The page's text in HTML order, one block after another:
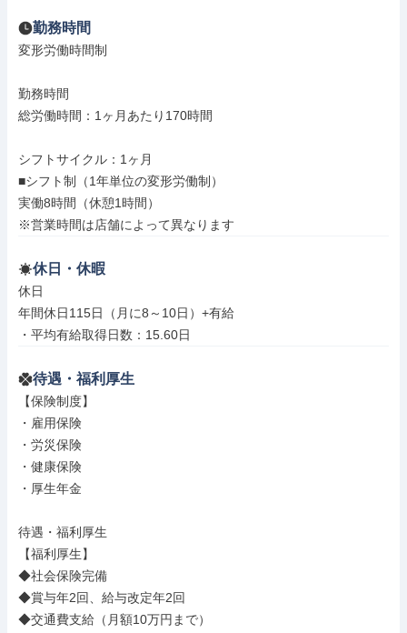
勤務時間
変形労働時間制
勤務時間
総労働時間：1ヶ月あたり170時間
シフトサイクル：1ヶ月
■シフト制（1年単位の変形労働制）
実働8時間（休憩1時間）
※営業時間は店舗によって異なります
休日・休暇
休日
年間休日115日（月に8～10日）+有給
・平均有給取得日数：15.60日
待遇・福利厚生
【保険制度】
・雇用保険
・労災保険
・健康保険
・厚生年金
待遇・福利厚生
【福利厚生】
◆社会保険完備
◆賞与年2回、給与改定年2回
◆交通費支給（月額10万円まで）